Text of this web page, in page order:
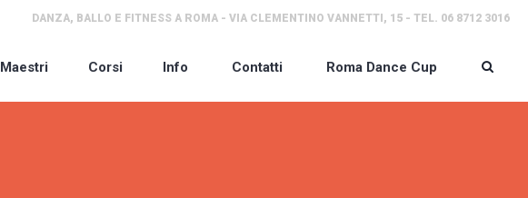
DANZA, BALLO E FITNESS A ROMA - VIA CLEMENTINO VANNETTI, 15 - TEL. 06 8712 3016
Maestri Corsi Info Contatti Roma Dance Cup